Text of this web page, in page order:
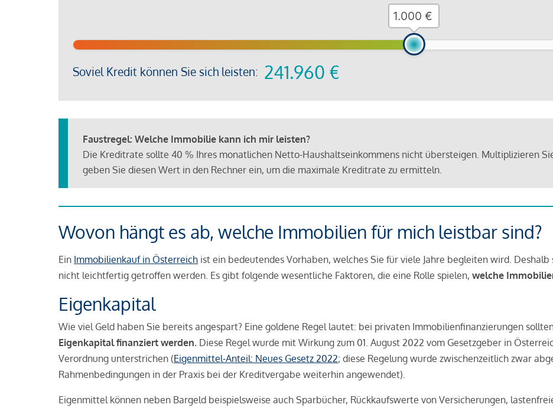
Soviel Kredit können Sie sich leisten: 241.960 €
€
Faustregel: Welche Immobilie kann ich mir leisten?
Die Kreditrate sollte 40 % Ihres monatlichen Netto-Haushaltseinkommens nicht übersteigen. Multiplizieren
geben Sie diesen Wert in den Rechner ein, um die maximale Kreditrate zu ermitteln.
Wovon hängt es ab, welche Immobilien für mich leistbar sind?
Ein Immobilienkauf in Österreich ist ein bedeutendes Vorhaben, welches Sie für viele Jahre begleiten wird.
nicht leichtfertig getroffen werden. Es gibt folgende wesentliche Faktoren, die eine Rolle spielen, welche
Eigenkapital
Wie viel Geld haben Sie bereits angespart? Eine goldene Regel lautet: bei privaten Immobilienfinanzierungen
Eigenkapital finanziert werden. Diese Regel wurde mit Wirkung zum 01. August 2022 vom Gesetzgeber in
Verordnung unterstrichen (Eigenmittel-Anteil: Neues Gesetz 2022; diese Regelung wurde zwischenzeitlich zwar
Rahmenbedingungen in der Praxis bei der Kreditvergabe weiterhin angewendet).
Eigenmittel können neben Bargeld beispielsweise auch Sparbücher, Rückkaufswerte von Versicherungen,